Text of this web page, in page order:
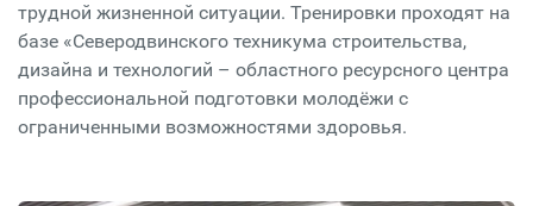
трудной жизненной ситуации. Тренировки проходят на
базе «Северодвинского техникума строительства,
дизайна и технологий – областного ресурсного центра
профессиональной подготовки молодёжи с
ограниченными возможностями здоровья.